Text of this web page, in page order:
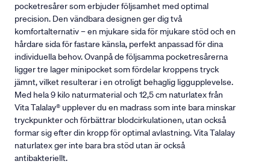
pocketresårer som erbjuder följsamhet med optimal
precision. Den vändbara designen ger dig två
komfortalternativ – en mjukare sida för mjukare stöd och en
hårdare sida för fastare känsla, perfekt anpassad för dina
individuella behov. Ovanpå de följsamma pocketresårerna
ligger tre lager minipocket som fördelar kroppens tryck
jämnt, vilket resulterar i en otroligt behaglig liggupplevelse.
Med hela 9 kilo naturmaterial och 12,5 cm naturlatex från
Vita Talalay® upplever du en madrass som inte bara minskar
tryckpunkter och förbättrar blodcirkulationen, utan också
formar sig efter din kropp för optimal avlastning. Vita Talalay
naturlatex ger inte bara bra stöd utan är också
antibakteriellt.